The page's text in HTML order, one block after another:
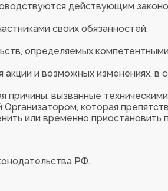
действующим
своих обязанностей,
определяемых
и возможных изменениях, в
причины, вызванные техническими
которая
или временно приостановить
РФ.